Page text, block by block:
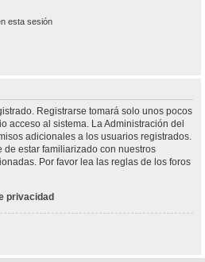
esta sesión
Registrarse tomará solo unos pocos
acceso al sistema. La Administración del
adicionales a los usuarios registrados.
estar familiarizado con nuestros
Por favor lea las reglas de los foros
privacidad